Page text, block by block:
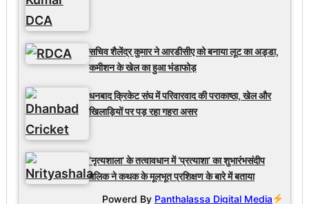
सचिव शैलेंद्र कुमार ने आरडीसीए को बनाया लूट का अड्डा,
कमीशन के खेल का हुआ भंडाफोड़
धनबाद क्रिकेट संघ में परिवारवाद की पराकाष्ठा, खेल और
खिलाड़ियों पर पड़ रहा गहरा असर
‘नृत्यशाला’ के तत्वावधान में ‘प्रत्याशा’ का शुभारंभसंदीप
मलिक ने कथक के मूलभूत प्रशिक्षण के बारे में बताया
Powerd By Panthalassa Digital Media